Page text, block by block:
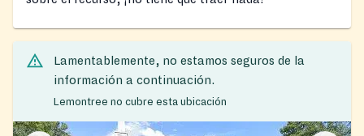
Lamentablemente, no estamos seguros de la
información a continuación.
Lemontree no cubre esta ubicación